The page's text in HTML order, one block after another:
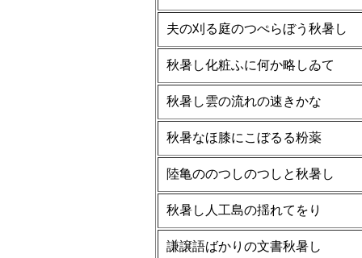
夫の刈る庭のつぺらぼう秋暑し
秋暑し化粧ふに何か略しゐて
秋暑し雲の流れの速きかな
秋暑なほ膝にこぼるる粉薬
陸亀ののつしのつしと秋暑し
秋暑し人工島の揺れてをり
謙譲語ばかりの文書秋暑し